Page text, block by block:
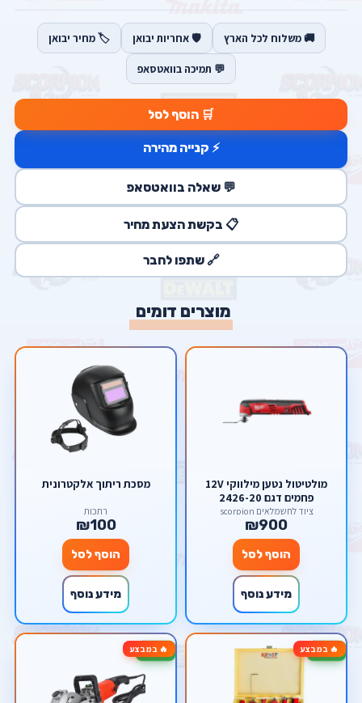
🚚 משלוח לכל הארץ 🛡️ אחריות יבואן 🏷️ מחיר יבואן
💬 תמיכה בוואטסאפ
🛒 הוסף לסל
⚡ קנייה מהירה
💬 שאלה בוואטסאפ
📋 בקשת הצעת מחיר
🔗 שתפו לחבר
מוצרים דומים
מולטיטול נטען מילווקי 12V
פחמים דגם 2426-20
milwaukee M12
ציוד לחשמלאים scorpion
₪900
הוסף לסל
מידע נוסף
מסכת ריתוך אלקטרונית
רתכות
₪100
הוסף לסל
מידע נוסף
🔥 במבצע-50% 🔥 במבצע-20%